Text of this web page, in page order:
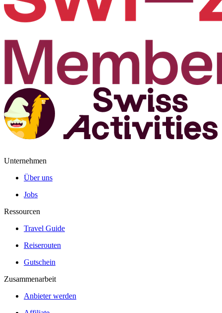
Unternehmen
Über uns
Jobs
Ressourcen
Travel Guide
Reiserouten
Gutschein
Zusammenarbeit
Anbieter werden